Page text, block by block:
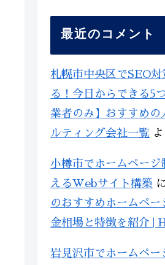
最近のコメント
札幌市中央区でSEO
る！今日からできる5
業者のみ】おすすめの
ルティング会社一覧
小樽市でホームペー
えるWebサイト構築
のおすすめホームペ
金相場と特徴を紹介 |
岩見沢市でホームペー